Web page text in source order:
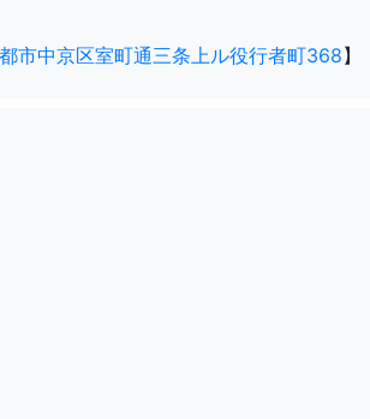
市中京区室町通三条上ル役行者町368】